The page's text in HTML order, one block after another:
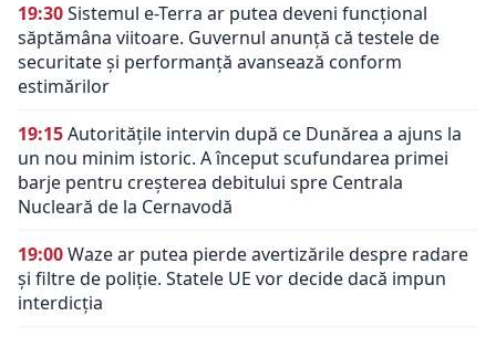
19:30Sistemul e-Terra ar putea deveni funcțional
săptămâna viitoare. Guvernul anunță că testele de
securitate și performanță avansează conform
estimărilor
19:15Autoritățile intervin după ce Dunărea a ajuns la
un nou minim istoric. A început scufundarea primei
barje pentru creșterea debitului spre Centrala
Nucleară de la Cernavodă
19:00Waze ar putea pierde avertizările despre radare
și filtre de poliție. Statele UE vor decide dacă impun
interdicția